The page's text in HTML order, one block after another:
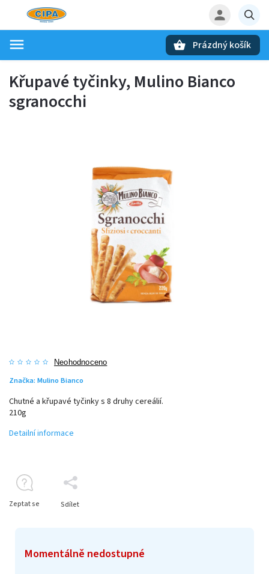
Prázdný košík
Křupavé tyčinky, Mulino Bianco
sgranocchi
Neohodnoceno
Značka: Mulino Bianco
Momentálně nedostupné
Chutné a křupavé tyčinky s 8 druhy cereálií.
210g
Detailní informace
Zeptat se Sdílet